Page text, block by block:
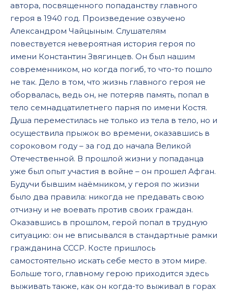
автора, посвященного попаданству главного
героя в 1940 год. Произведение озвучено
Александром Чайцыным. Слушателям
повествуется невероятная история героя по
имени Константин Звягинцев. Он был нашим
современником, но когда погиб, то что-то пошло
не так. Дело в том, что жизнь главного героя не
оборвалась, ведь он, не потеряв память, попал в
тело семнадцатилетнего парня по имени Костя.
Душа переместилась не только из тела в тело, но и
осуществила прыжок во времени, оказавшись в
сороковом году – за год до начала Великой
Отечественной. В прошлой жизни у попаданца
уже был опыт участия в войне – он прошел Афган.
Будучи бывшим наёмником, у героя по жизни
было два правила: никогда не предавать свою
отчизну и не воевать против своих граждан.
Оказавшись в прошлом, герой попал в трудную
ситуацию: он не вписывался в стандартные рамки
гражданина СССР. Косте пришлось
самостоятельно искать себе место в этом мире.
Больше того, главному герою приходится здесь
выживать также, как он когда-то выживал в горах